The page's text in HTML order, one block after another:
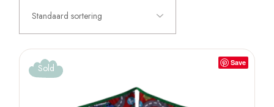
Standaard sortering
Save
Sold